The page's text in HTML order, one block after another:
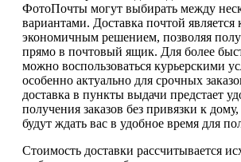
ФотоПочты могут выбирать между
вариантами. Доставка почтой является
экономичным решением, позволяя
прямо в почтовый ящик. Для более
можно воспользоваться курьерскими
особенно актуально для срочных
доставка в пункты выдачи предстает
получения заказов без привязки к
будут ждать вас в удобное время для
Стоимость доставки рассчитывается